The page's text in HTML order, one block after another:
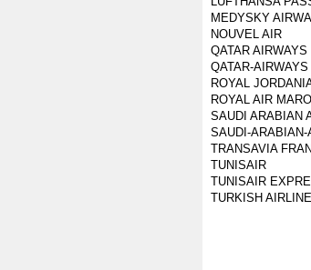
MEDYSKY
NOUVEL AIR
QATAR AIRWAYS
QATAR-AIRWAYS
ROYAL
ROYAL AIR
SAUDI ARABIAN
SAUDI-ARABIAN-
TRANSAVIA
TUNISAIR
TUNISAIR
TURKISH